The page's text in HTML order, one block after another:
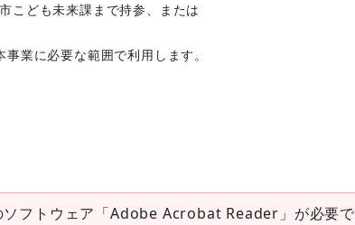
こども未来課まで持参、または
業に必要な範囲で利用します。
フトウェア「Adobe Acrobat Reader」が必要で